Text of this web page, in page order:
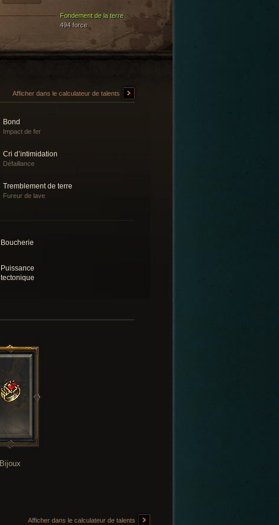
Fondement de la terre
494 force
Afficher dans le calculateur de talents
Bond
Impact de fer
Cri d’intimidation
Défaillance
Tremblement de terre
Fureur de lave
Boucherie
Puissance
tectonique
Bijoux
Afficher dans le calculateur de talents